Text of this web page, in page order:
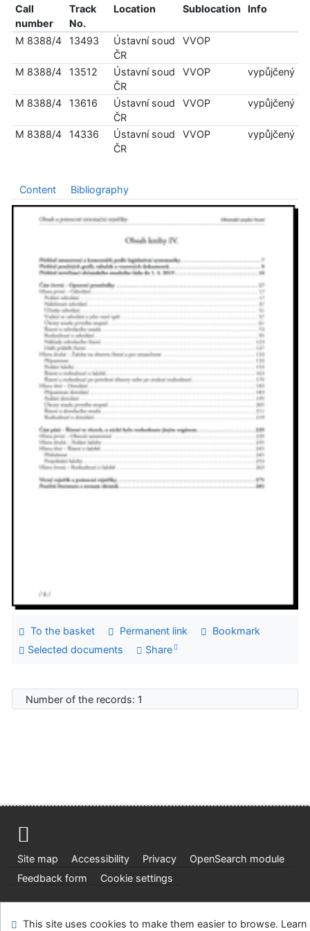
Call
number
Track
No.
Location Sublocation Info
M 8388/4 13493
Ústavní soud
ČR
VVOP
M 8388/4 13512
Ústavní soud
ČR
VVOP vypůjčený
M 8388/4 13616
Ústavní soud
ČR
VVOP vypůjčený
M 8388/4 14336
Ústavní soud
ČR
VVOP vypůjčený
Content Bibliography
To the basket Permanent link
Bookmark
Selected documents
Share
Number of the records: 1
Site map Accessibility Privacy
OpenSearch module
Feedback form
Cookie settings
660 83 Brno
This site uses cookies to make them easier to browse. Learn